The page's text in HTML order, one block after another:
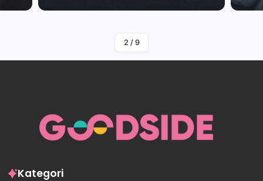
By Falah Malaika Az Zahra
2 / 9
Kategori